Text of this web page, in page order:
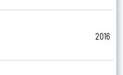
2016